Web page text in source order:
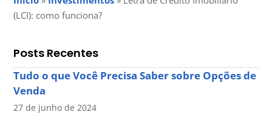
(LCI): como funciona?
Posts Recentes
Tudo o que Você Precisa Saber sobre Opções de
Venda
27 de junho de 2024